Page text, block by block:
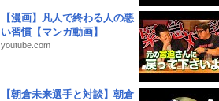
【漫画】凡人で終わる人の悪
い習慣【マンガ動画】
youtube.com
【朝倉未来選手と対談】朝倉